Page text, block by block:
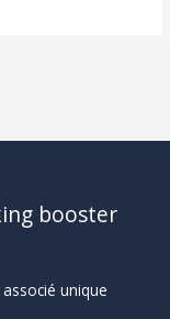
booster
unique